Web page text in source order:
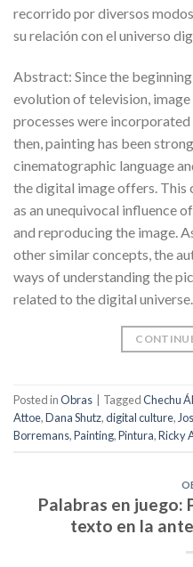
recorrido por diversos
su relación con el universo
Abstract: Since the
evolution of television,
processes were
then, painting has been
cinematographic language
the digital image offers. This
as an unequivocal influence
and reproducing the image.
other similar concepts, the
ways of understanding the
related to the digital universe.
Posted inObras TaggedChechu
Attoe,Dana Shutz,digital culture,
Borremans,Painting,Pintura,Ricky
Palabras en juego:
texto en la